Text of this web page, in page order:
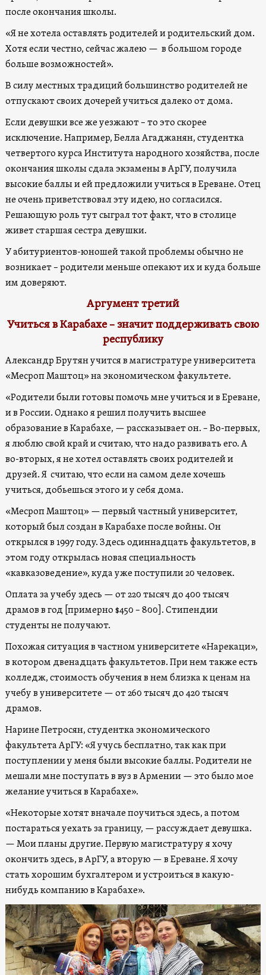
после окончания школы.
«Я не хотела оставлять родителей и родительский дом.
Хотя если честно, сейчас жалею — в большом городе
больше возможностей».
В силу местных традиций большинство родителей не
отпускают своих дочерей учиться далеко от дома.
Если девушки все же уезжают – то это скорее
исключение. Например, Белла Агаджанян, студентка
четвертого курса Института народного хозяйства, после
окончания школы сдала экзамены в АрГУ, получила
высокие баллы и ей предложили учиться в Ереване. Отец
не очень приветствовал эту идею, но согласился.
Решающую роль тут сыграл тот факт, что в столице
живет старшая сестра девушки.
У абитуриентов-юношей такой проблемы обычно не
возникает – родители меньше опекают их и куда больше
им доверяют.
Аргумент третий
Учиться в Карабахе – значит поддерживать свою
республику
Александр Брутян учится в магистратуре университета
«Месроп Маштоц» на экономическом факультете.
«Родители были готовы помочь мне учиться и в Ереване,
и в России. Однако я решил получить высшее
образование в Карабахе, — рассказывает он. – Во-первых,
я люблю свой край и считаю, что надо развивать его. А
во-вторых, я не хотел оставлять своих родителей и
друзей. Я считаю, что если на самом деле хочешь
учиться, добьешься этого и у себя дома.
«Месроп Маштоц» — первый частный университет,
который был создан в Карабахе после войны. Он
открылся в 1997 году. Здесь одиннадцать факультетов, в
этом году открылась новая специальность
«кавказоведение», куда уже поступили 20 человек.
Оплата за учебу здесь — от 220 тысяч до 400 тысяч
драмов в год [примерно $450 – 800]. Стипендии
студенты не получают.
Похожая ситуация в частном университете «Нарекаци»,
в котором двенадцать факультетов. При нем также есть
колледж, стоимость обучения в нем близка к ценам на
учебу в университете — от 260 тысяч до 420 тысяч
драмов.
Нарине Петросян, студентка экономического
факультета АрГУ: «Я учусь бесплатно, так как при
поступлении у меня были высокие баллы. Родители не
мешали мне поступать в вуз в Армении — это было мое
желание учиться в Карабахе».
«Некоторые хотят вначале поучиться здесь, а потом
постараться уехать за границу, — рассуждает девушка.
— Мои планы другие. Первую магистратуру я хочу
окончить здесь, в АрГУ, а вторую — в Ереване. Я хочу
стать хорошим бухгалтером и устроиться в какую-
нибудь компанию в Карабахе».